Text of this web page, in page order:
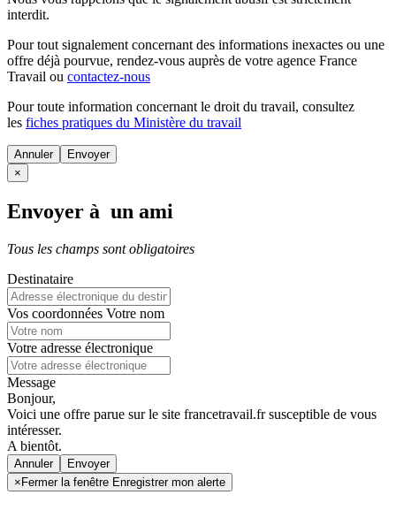
interdit.
Pour tout signalement concernant des informations inexactes ou une
offre déjà pourvue, rendez-vous auprès de votre agence France
Travail ou contactez-nous
Pour toute information concernant le droit du travail, consultez
les fiches pratiques du Ministère du travail
Annuler
×
Envoyer à un ami
Tous les champs sont obligatoires
Destinataire
Vos coordonnées Votre nom
Votre adresse électronique
Message
Bonjour,
Voici une offre parue sur le site francetravail.fr susceptible de vous
intéresser.
A bientôt.
Annuler
× Fermer la fenêtre Enregistrer mon alerte